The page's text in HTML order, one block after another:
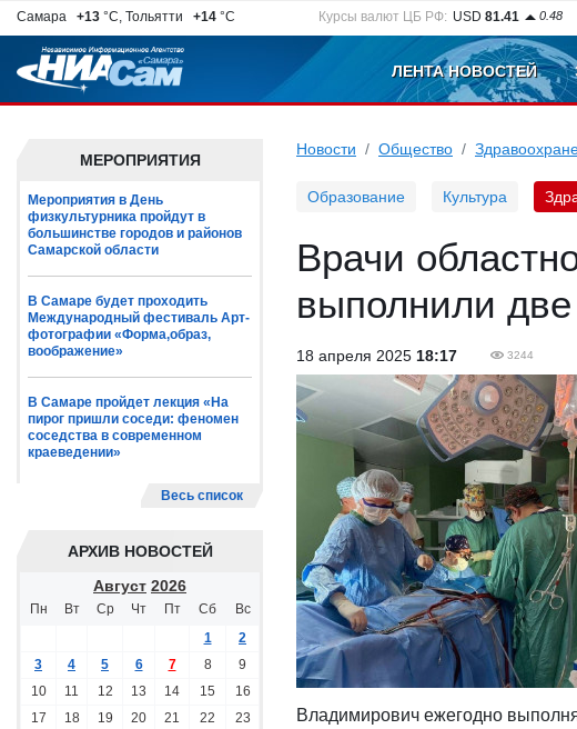
Самара +13 °C, Тольятти +14 °C Курсы валют ЦБ РФ: USD 81.41 0.48
ЛЕНТА НОВОСТЕЙ
МЕРОПРИЯТИЯ
Мероприятия в День
физкультурника пройдут в
большинстве городов и районов
Самарской области
В Самаре будет проходить
Международный фестиваль Арт-
фотографии «Форма,образ,
воображение»
В Самаре пройдет лекция «На
пирог пришли соседи: феномен
соседства в современном
краеведении»
Весь список
АРХИВ НОВОСТЕЙ
Август 2026
Пн Вт Ср Чт Пт Сб
Вс
1
2
3
4 5 6 7 8
9
10
11 12 13 14 15
16
17
18 19 20 21 22
23
Новости Общество
Образование Культура
Врачи
выполнили
18 апреля 2025 18:17 3244
Владимирович ежегодно